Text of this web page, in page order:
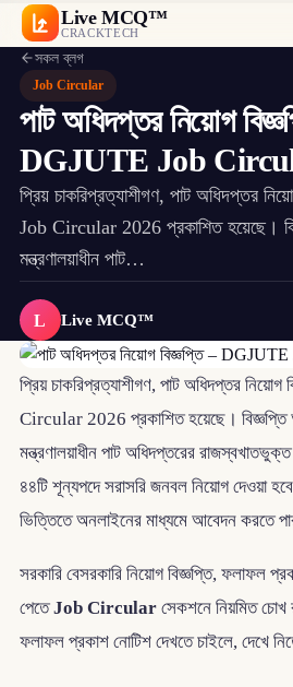
Live MCQ™
CRACKTECH
সকল ব্লগ
Job Circular
পাট অধিদপ্তর নিয়োগ
DGJUTE Job
প্রিয় চাকরিপ্রত্যাশীগণ, পাট অধিদপ্তর
Job Circular 2026 প্রকাশিত হয়েছে।
মন্ত্রণালয়াধীন পাট…
L Live MCQ™
প্রিয় চাকরিপ্রত্যাশীগণ, পাট অধিদপ্তর
Circular 2026 প্রকাশিত হয়েছে। বিজ্ঞপ্তি
মন্ত্রণালয়াধীন পাট অধিদপ্তরের
৪৪টি শূন্যপদে সরাসরি জনবল নিয়োগ দেওয়া
ভিত্তিতে অনলাইনের মাধ্যমে আবেদন করতে
সরকারি বেসরকারি নিয়োগ বিজ্ঞপ্তি, ফলাফল
পেতেJob Circularসেকশনে নিয়মিত চোখ
ফলাফল প্রকাশ নোটিশ দেখতে চাইলে, দেখে